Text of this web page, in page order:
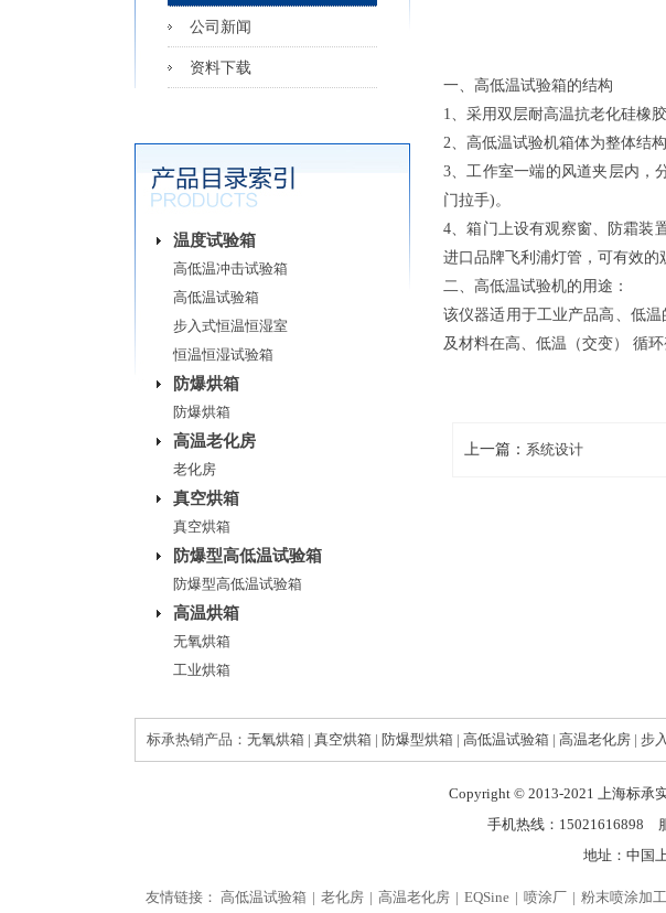
公司新闻
资料下载
温度试验箱
高低温冲击试验箱
高低温试验箱
步入式恒温恒湿室
恒温恒湿试验箱
防爆烘箱
防爆烘箱
高温老化房
老化房
真空烘箱
真空烘箱
防爆型高低温试验箱
防爆型高低温试验箱
高温烘箱
无氧烘箱
工业烘箱
高低温试
一、高低温试验箱的结构
1、采用双层耐高温抗老化硅橡
2、高低温试验机箱体为整体结
3、工作室一端的风道夹层内，
门拉手)。
4、箱门上设有观察窗、防霜装
进口品牌飞利浦灯管，可有效的
二、高低温试验机的用途：
该仪器适用于工业产品高、低
及材料在高、低温（交变） 循
上一篇： 系统设计
标承热销产品： 无氧烘箱 | 真空烘箱 | 防爆型烘箱 | 高低温试验箱 | 高温老化房 | 步
Copyright © 2013-2021 上海标承
手机热线：15021616898
地址：中国
友情链接： 高低温试验箱 老化房 高温老化房 EQSine 喷涂厂 粉末喷涂加工